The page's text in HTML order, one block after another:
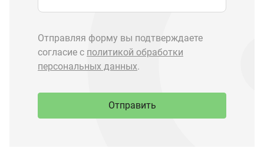
Запчасти Урал
Запчасти Камаз
Спецпредложения